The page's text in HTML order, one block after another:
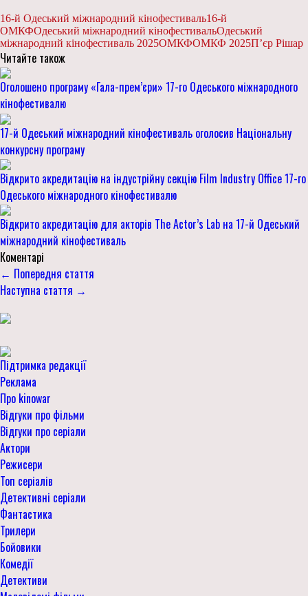
16-й Одеський міжнародний кінофестиваль16-й
ОМКФОдеський міжнародний кінофестивальОдеський
міжнародний кінофестиваль 2025ОМКФОМКФ 2025П’єр Рішар
Читайте також
Оголошено програму «Гала-прем’єри» 17-го Одеського міжнародного
кінофестивалю
17-й Одеський міжнародний кінофестиваль оголосив Національну
конкурсну програму
Відкрито акредитацію на індустрійну секцію Film Industry Office 17-го
Одеського міжнародного кінофестивалю
Відкрито акредитацію для акторів The Actor’s Lab на 17-й Одеський
міжнародний кінофестиваль
Коментарі
← Попередня стаття
Наступна стаття →
Підтримка редакції
Реклама
Про kinowar
Відгуки про фільми
Відгуки про серіали
Актори
Режисери
Топ серіалів
Детективні серіали
Фантастика
Трилери
Бойовики
Комедії
Детективи